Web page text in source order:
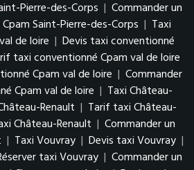
Pierre-des-Corps | Commander un
Saint-Pierre-des-Corps | Taxi
de loire | Devis taxi conventionné
taxi conventionné Cpam val de loire
Cpam val de loire | Commander
Cpam val de loire | Taxi Château-
Renault | Tarif taxi Château-
Château-Renault | Commander un
| Taxi Vouvray | Devis taxi Vouvray |
taxi Vouvray | Commander un